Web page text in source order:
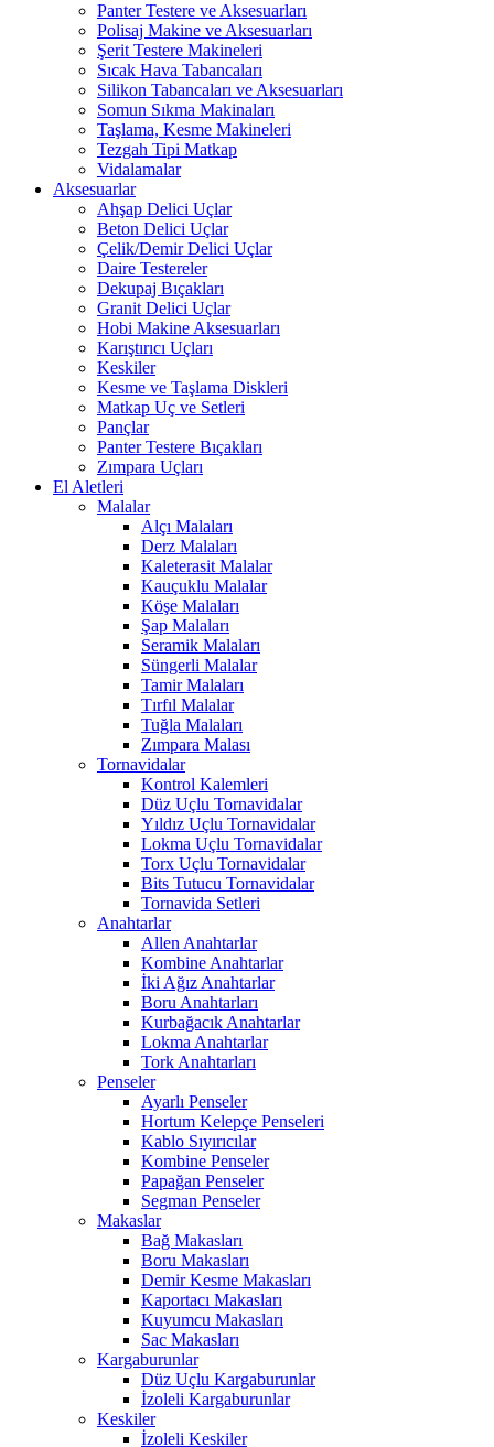
Panter Testere ve Aksesuarları
Polisaj Makine ve Aksesuarları
Şerit Testere Makineleri
Sıcak Hava Tabancaları
Silikon Tabancaları ve Aksesuarları
Somun Sıkma Makinaları
Taşlama, Kesme Makineleri
Tezgah Tipi Matkap
Vidalamalar
Aksesuarlar
Ahşap Delici Uçlar
Beton Delici Uçlar
Çelik/Demir Delici Uçlar
Daire Testereler
Dekupaj Bıçakları
Granit Delici Uçlar
Hobi Makine Aksesuarları
Karıştırıcı Uçları
Keskiler
Kesme ve Taşlama Diskleri
Matkap Uç ve Setleri
Pançlar
Panter Testere Bıçakları
Zımpara Uçları
El Aletleri
Malalar
Alçı Malaları
Derz Malaları
Kaleterasit Malalar
Kauçuklu Malalar
Köşe Malaları
Şap Malaları
Seramik Malaları
Süngerli Malalar
Tamir Malaları
Tırfıl Malalar
Tuğla Malaları
Zımpara Malası
Tornavidalar
Kontrol Kalemleri
Düz Uçlu Tornavidalar
Yıldız Uçlu Tornavidalar
Lokma Uçlu Tornavidalar
Torx Uçlu Tornavidalar
Bits Tutucu Tornavidalar
Tornavida Setleri
Anahtarlar
Allen Anahtarlar
Kombine Anahtarlar
İki Ağız Anahtarlar
Boru Anahtarları
Kurbağacık Anahtarlar
Lokma Anahtarlar
Tork Anahtarları
Penseler
Ayarlı Penseler
Hortum Kelepçe Penseleri
Kablo Sıyırıcılar
Kombine Penseler
Papağan Penseler
Segman Penseler
Makaslar
Bağ Makasları
Boru Makasları
Demir Kesme Makasları
Kaportacı Makasları
Kuyumcu Makasları
Sac Makasları
Kargaburunlar
Düz Uçlu Kargaburunlar
İzoleli Kargaburunlar
Keskiler
İzoleli Keskiler